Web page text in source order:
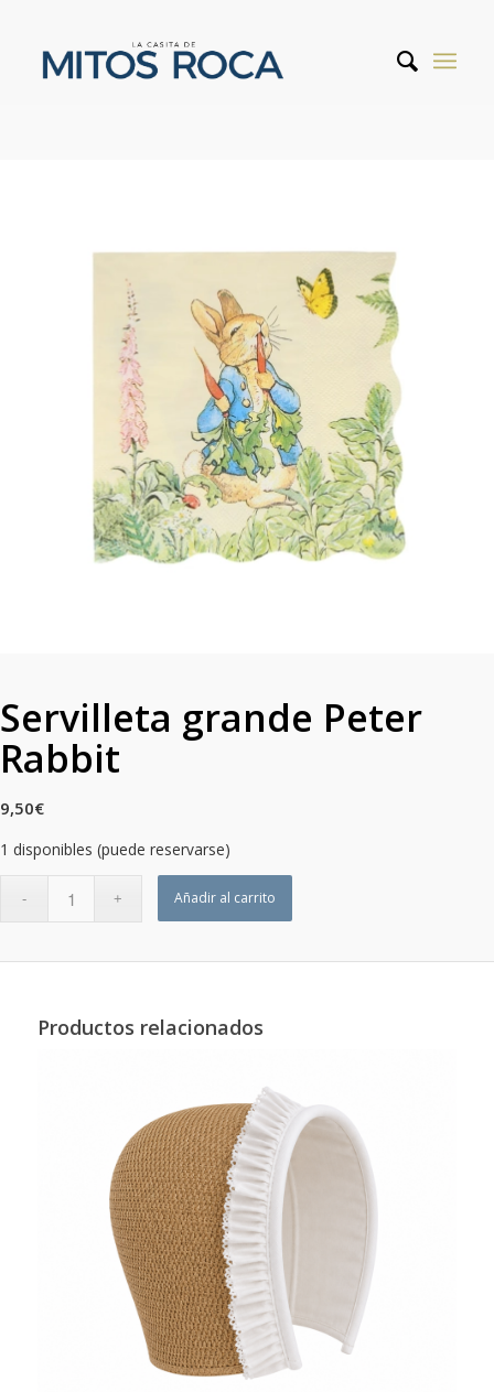
Servilleta grande Peter
Rabbit
9,50€
1 disponibles (puede reservarse)
Añadir al carrito
Productos relacionados